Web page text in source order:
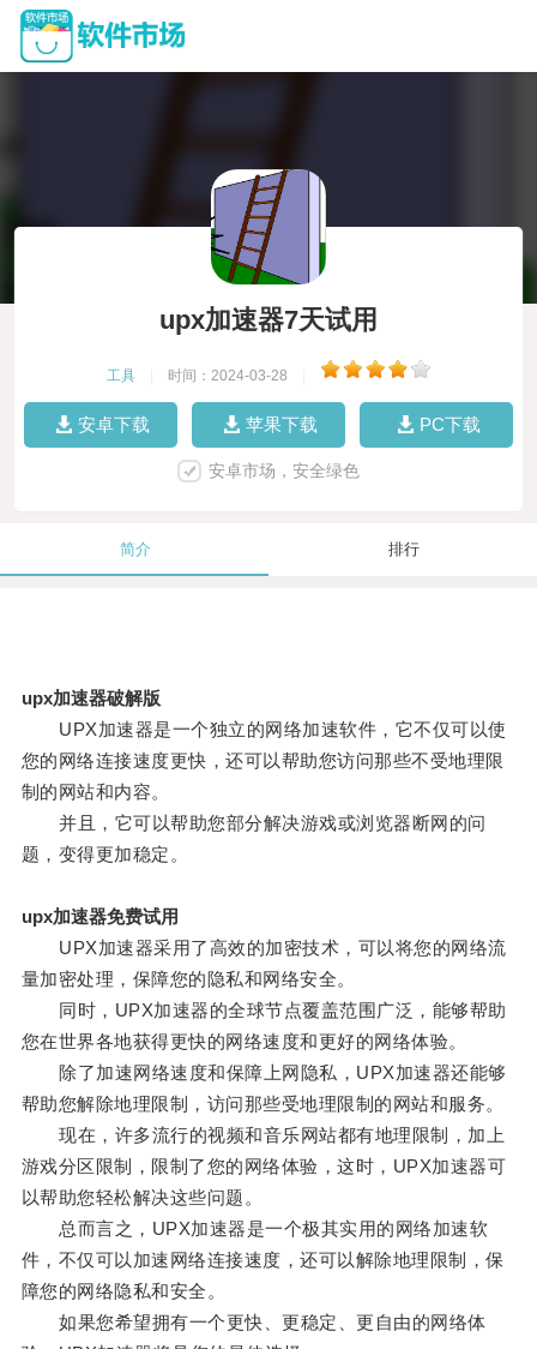
upx加速器7天试用
工具 时间：2024-03-28
安卓下载 苹果下载 PC下载
安卓市场，安全绿色
简介 排行
upx加速器破解版
UPX加速器是一个独立的网络加速软件，它不仅可以使
您的网络连接速度更快，还可以帮助您访问那些不受地理限
制的网站和内容。
并且，它可以帮助您部分解决游戏或浏览器断网的问
题，变得更加稳定。
upx加速器免费试用
UPX加速器采用了高效的加密技术，可以将您的网络流
量加密处理，保障您的隐私和网络安全。
同时，UPX加速器的全球节点覆盖范围广泛，能够帮助
您在世界各地获得更快的网络速度和更好的网络体验。
除了加速网络速度和保障上网隐私，UPX加速器还能够
帮助您解除地理限制，访问那些受地理限制的网站和服务。
现在，许多流行的视频和音乐网站都有地理限制，加上
游戏分区限制，限制了您的网络体验，这时，UPX加速器可
以帮助您轻松解决这些问题。
总而言之，UPX加速器是一个极其实用的网络加速软
件，不仅可以加速网络连接速度，还可以解除地理限制，保
障您的网络隐私和安全。
如果您希望拥有一个更快、更稳定、更自由的网络体